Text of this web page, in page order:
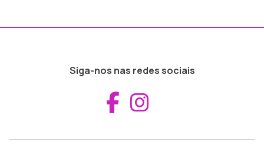
Siga-nos nas redes sociais
Aceder ao